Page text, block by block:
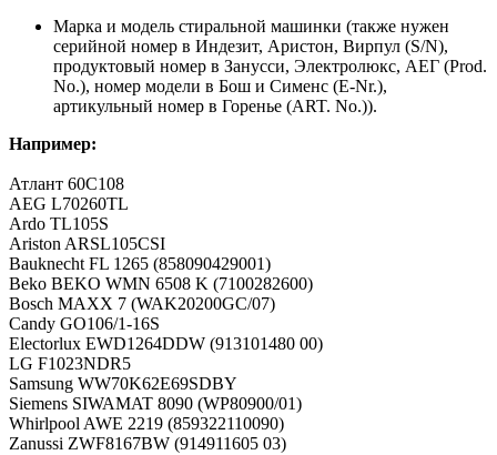
Марка и модель стиральной машинки (также нужен
серийной номер в Индезит, Аристон, Вирпул (S/N),
продуктовый номер в Занусси, Электролюкс, АЕГ (Prod.
No.), номер модели в Бош и Сименс (E-Nr.),
артикульный номер в Горенье (ART. No.)).
Например:
Атлант 60С108
AEG L70260TL
Ardo TL105S
Ariston ARSL105CSI
Bauknecht FL 1265 (858090429001)
Beko BEKO WMN 6508 K (7100282600)
Bosch MAXX 7 (WAK20200GC/07)
Candy GO106/1-16S
Electorlux EWD1264DDW (913101480 00)
LG F1023NDR5
Samsung WW70K62E69SDBY
Siemens SIWAMAT 8090 (WP80900/01)
Whirlpool AWE 2219 (859322110090)
Zanussi ZWF8167BW (914911605 03)